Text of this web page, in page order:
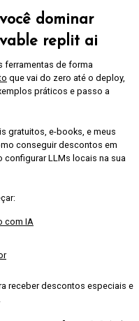
dominar
replit ai
ferramentas de forma
que vai do zero até o deploy,
práticos e passo a
gratuitos, e-books, e meus
conseguir descontos em
configurar LLMs locais na sua
com IA
receber descontos especiais e